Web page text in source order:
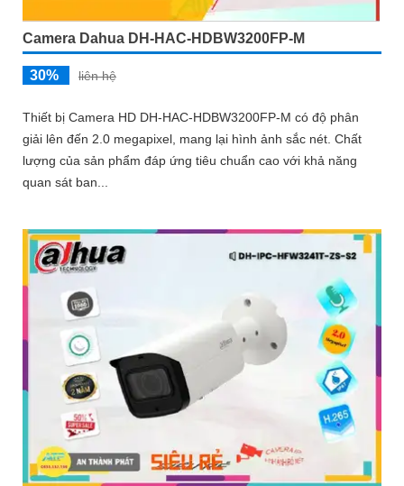
Camera Dahua DH-HAC-HDBW3200FP-M
30% liên hệ
Thiết bị Camera HD DH-HAC-HDBW3200FP-M có độ phân
giải lên đến 2.0 megapixel, mang lại hình ảnh sắc nét. Chất
lượng của sản phẩm đáp ứng tiêu chuẩn cao với khả năng
quan sát ban...